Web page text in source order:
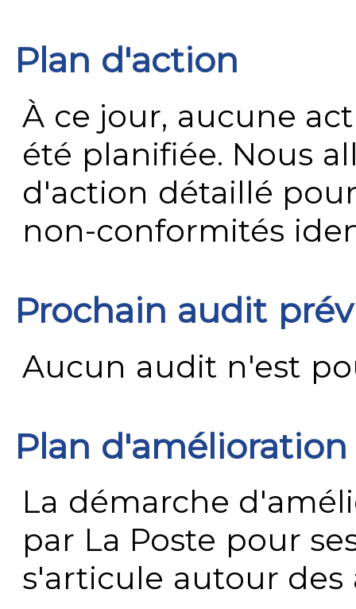
Plan d'action
À ce jour, aucune
été planifiée. Nous
d'action détaillé
non-conformités
Prochain audit
Aucun audit n'est
Plan
La démarche
par La Poste pour
s'articule autour des